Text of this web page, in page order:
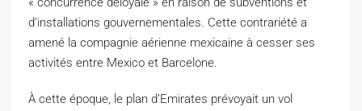
d’installations gouvernementales. Cette contrariété a
amené la compagnie aérienne mexicaine à cesser ses
activités entre Mexico et Barcelone.
À cette époque, le plan d’Emirates prévoyait un vol